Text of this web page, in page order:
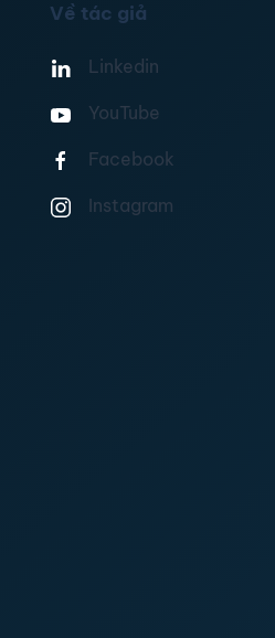
Về tác giả
Linkedin
YouTube
Facebook
Instagram